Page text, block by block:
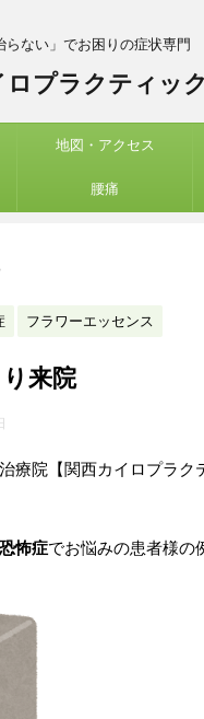
ない」でお困りの症状専門
プラクティック
地図・アクセス
腰痛
フラワーエッセンス
来院
療院【関西カイロプラク
怖症でお悩みの患者様の